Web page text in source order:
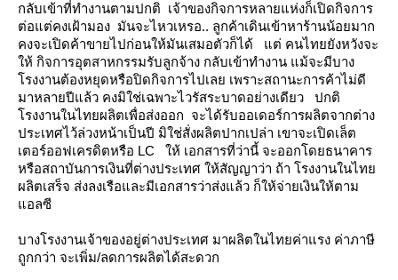
กลับเข้าที่ทำงานตามปกติ เจ้าของกิจการหลายแห่งก็เปิดกิจการ
ต่อแต่คงเฝ้ามอง มันจะไหวเหรอ.. ลูกค้าเดินเข้าหาร้านน้อยมาก
คงจะเปิดค้าขายไปก่อนให้มันเสมอตัวก็ได้
ต่ คนไทยยังหวังจะ
ห้ กิจการอุตสาหกรรมรับลูกจ้าง กลับเข้าทำงาน แม้จะมีบาง
รงงานต้องหยุดหรือปิดกิจการไปเล เพราะสถานะการค้าไม่ดี
มาหลายปีแล้ว คงมิใช่เฉพาะไวรัสระบาดอย่างเดียว
ปกติ
รงงานในไทยผลิตเพื่อส่งออก จะได้รับออเดอร์การผลิตจากต่าง
ประเทศไว้ล่วงหน้าเป็นปี มิใช่สั่งผลิตปากเปล่า เขาจะเปิดเล็ต
เตอร์ออฟเครดิตหรือ LC ให้ เอกสารที่ว่านี้ จะออกโดยธนาคาร
หรือสถาบันการเงินที่ต่างประเทศ ให้สัญญาว่า ถ้า โรงงานในไท
ผลิตเสร็จ ส่งลงเรือและมีเอกสารว่าส่งแล้ว ก็ให้จ่ายเงินให้ตาม
อลซี
บางโรงงานเจ้าของอยู่ต่างประเทศ มาผลิตในไทยค่าแรง ค่าภาษี
ถูกกว่า จะเพิ่ม/ลดการผลิตได้สะดวก